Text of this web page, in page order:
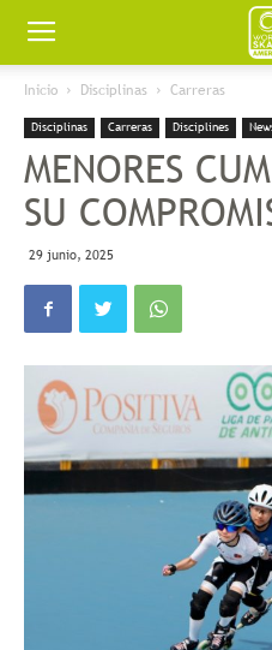
Worldskate
America
Inicio Disciplinas Carreras
Disciplinas Carreras Disciplines
MENORES
SU
29 junio, 2025